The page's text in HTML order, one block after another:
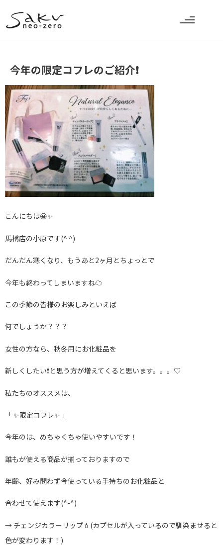
今年の限定コフレのご紹介❗️
こんにちは😀✨
馬橋店の小原です(^ ^)
だんだん寒くなり、もうあと2ヶ月とちょっとで
今年も終わってしまいますね☁️
この季節の皆様のお楽しみといえば
何でしょうか？？？
女性の方なら、秋冬用にお化粧品を
新しくしたい❗️と思う方が増えてくると思います。。。♡
私たちのオススメは、
「 ✨限定コフレ✨ 」
今年のは、めちゃくちゃ使いやすいです！
誰もが使える商品が揃っておりますので
年齢、好み問わず今使っている手持ちのお化粧品と
合わせて使えます(^-^)
→ チェンジカラーリップ💄(カプセルが入っているので馴染ませると
色が変わります！)